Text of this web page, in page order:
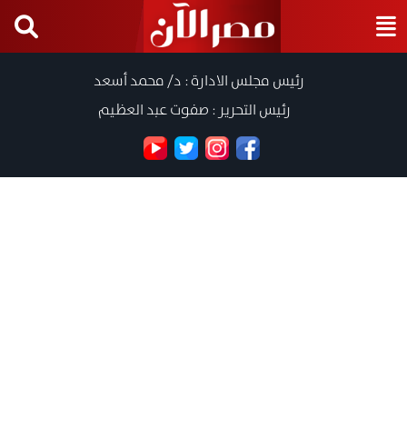
رئيس مجلس الادارة : د/ محمد أسعد
رئيس التحرير : صفوت عبد العظيم